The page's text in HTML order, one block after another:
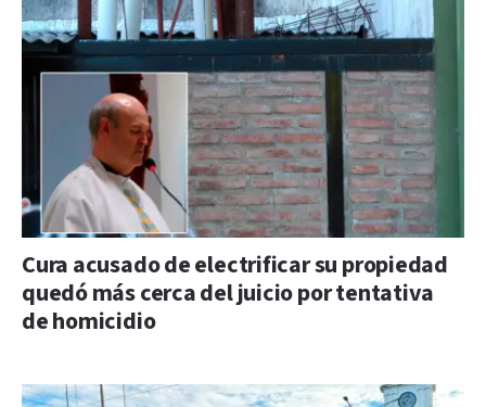
Cura acusado de electrificar su propiedad
quedó más cerca del juicio por tentativa
de homicidio